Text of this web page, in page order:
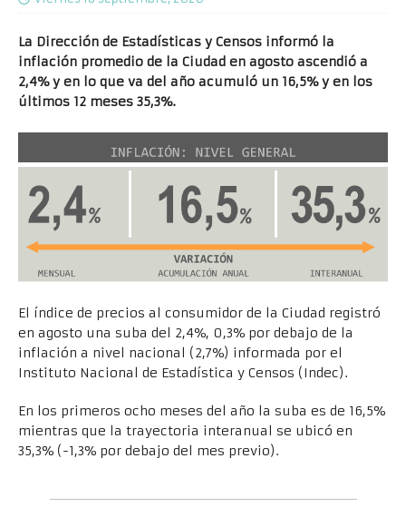
La Dirección de Estadísticas y Censos informó la
inflación promedio de la Ciudad en agosto ascendió a
2,4% y en lo que va del año acumuló un 16,5% y en los
últimos 12 meses 35,3%.
El índice de precios al consumidor de la Ciudad registró
en agosto una suba del 2,4%, 0,3% por debajo de la
inflación a nivel nacional (2,7%) informada por el
Instituto Nacional de Estadística y Censos (Indec).
En los primeros ocho meses del año la suba es de 16,5%
mientras que la trayectoria interanual se ubicó en
35,3% (-1,3% por debajo del mes previo).